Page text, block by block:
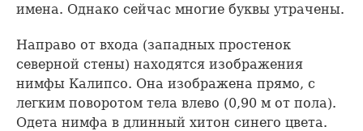
имена. Однако сейчас многие буквы утрачены.
Направо от входа (западных простенок
северной стены) находятся изображения
нимфы Калипсо. Она изображена прямо, с
легким поворотом тела влево (0,90 м от пола).
Одета нимфа в длинный хитон синего цвета.